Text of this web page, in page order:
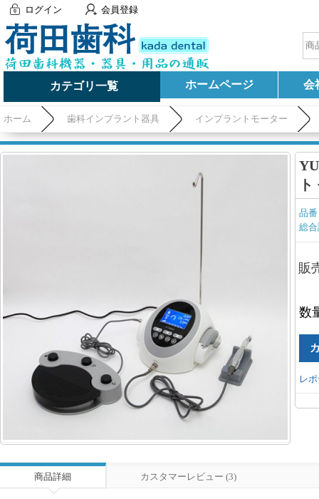
ログイン 会員登録
カテゴリ一覧 ホームページ 会
ホーム 歯科インプラント器具 インプラントモーター
品
総
販
数
レ
商品詳細 カスタマーレビュー (3)